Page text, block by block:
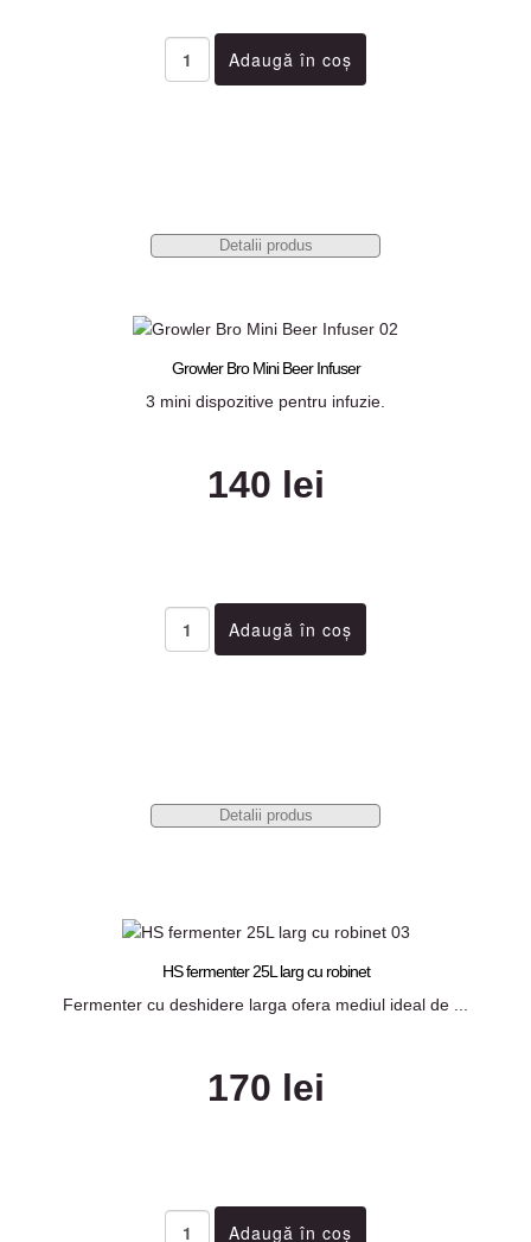
Detalii produs
Growler Bro Mini Beer Infuser
3 mini dispozitive pentru infuzie.
140 lei
Detalii produs
HS fermenter 25L larg cu robinet
Fermenter cu deshidere larga ofera mediul ideal de ...
170 lei